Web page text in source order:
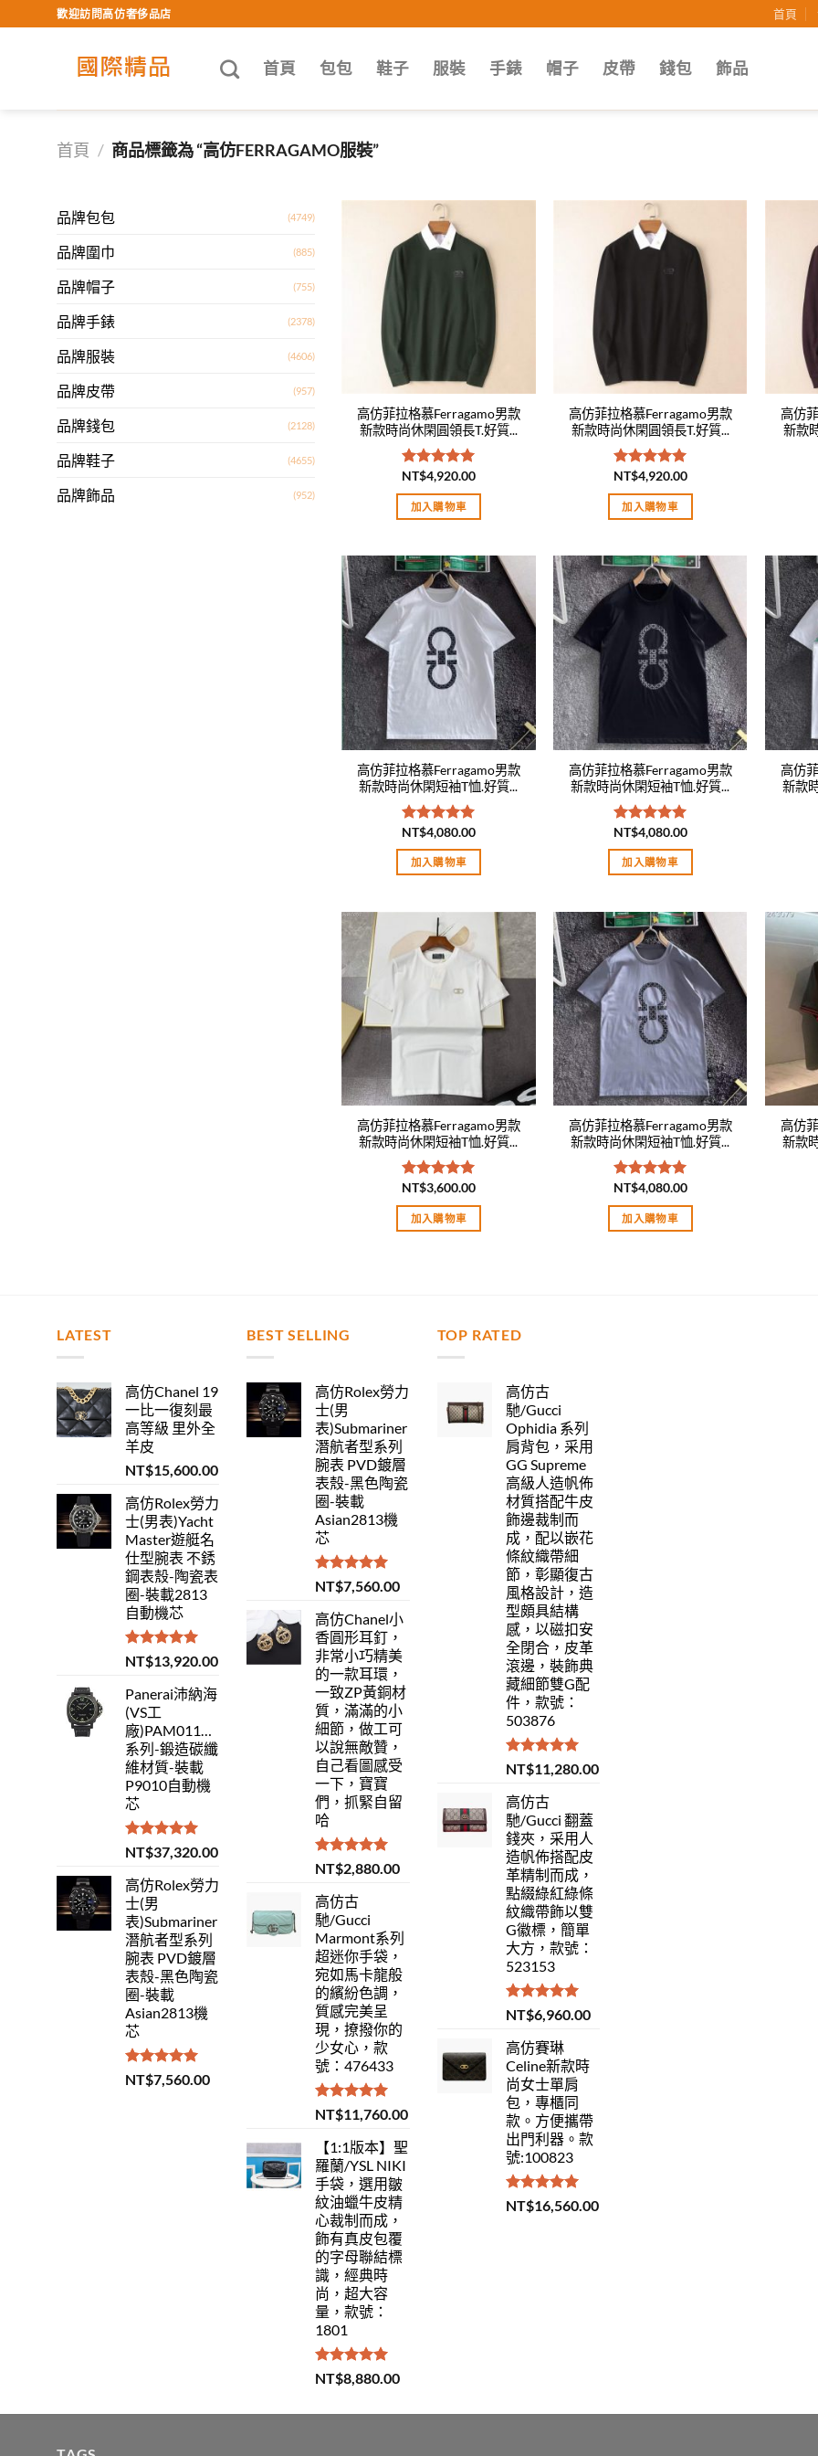
to
歡迎訪問高仿奢侈品店 首頁
首頁 包包 鞋子 服裝 手錶 帽子 皮帶 錢包 飾品
首頁 / 商品標籤為 “高仿FERRAGAMO服裝”
品牌包包 (4749)
品牌圍巾 (885)
品牌帽子 (755)
品牌手錶 (2378)
品牌服裝 (4606)
品牌皮帶 (957)
品牌錢包 (2128)
品牌鞋子 (4655)
品牌飾品 (952)
Add to
wishlist
高仿菲拉格慕Ferragamo男款
新款時尚休閑圓領長T.好質...
評分5.00
滿分 5
NT$4,920.00
加入購物車
Add to
wishlist
高仿菲拉格慕Ferragamo男款
新款時尚休閑圓領長T.好質...
評分5.00
滿分 5
NT$4,920.00
加入購物車
高仿
新款
Add to
wishlist
高仿菲拉格慕Ferragamo男款
新款時尚休閑短袖T恤.好質...
評分5.00
滿分 5
NT$4,080.00
加入購物車
Add to
wishlist
高仿菲拉格慕Ferragamo男款
新款時尚休閑短袖T恤.好質...
評分5.00
滿分 5
NT$4,080.00
加入購物車
高仿
新款
Add to
wishlist
高仿菲拉格慕Ferragamo男款
新款時尚休閑短袖T恤.好質...
評分5.00
滿分 5
NT$3,600.00
加入購物車
Add to
wishlist
高仿菲拉格慕Ferragamo男款
新款時尚休閑短袖T恤.好質...
評分5.00
滿分 5
NT$4,080.00
加入購物車
高仿
新款
LATEST
高仿Chanel 19
一比一復刻最
高等級 里外全
羊皮
NT$15,600.00
高仿Rolex勞力
士(男表)Yacht
Master遊艇名
仕型腕表 不銹
鋼表殼-陶瓷表
圈-裝載2813
自動機芯
評分5.00
滿分 5
NT$13,920.00
Panerai沛納海
(VS工
廠)PAM01118Luminor
系列-鍛造碳纖
維材質-裝載
P9010自動機
芯
評分5.00
滿分 5
NT$37,320.00
高仿Rolex勞力
士(男
表)Submariner
潛航者型系列
腕表 PVD鍍層
表殼-黑色陶瓷
圈-裝載
Asian2813機
芯
評分 5.00
滿分 5
NT$7,560.00
BEST SELLING
高仿Rolex勞力
士(男
表)Submariner
潛航者型系列
腕表 PVD鍍層
表殼-黑色陶瓷
圈-裝載
Asian2813機
芯
評分 5.00
滿分 5
NT$7,560.00
高仿Chanel小
香圓形耳釘，
非常小巧精美
的一款耳環，
一致ZP黃銅材
質，滿滿的小
細節，做工可
以說無敵贊，
自己看圖感受
一下，寶寶
們，抓緊自留
哈
評分 5.00
滿分 5
NT$2,880.00
高仿古
馳/Gucci
Marmont系列
超迷你手袋，
宛如馬卡龍般
的繽紛色調，
質感完美呈
現，撩撥你的
少女心，款
號：476433
評分5.00
滿分 5
NT$11,760.00
【1:1版本】聖
羅蘭/YSL NIKI
手袋，選用皺
紋油蠟牛皮精
心裁制而成，
飾有真皮包覆
的字母聯結標
識，經典時
尚，超大容
量，款號：
1801
評分 5.00
滿分 5
NT$8,880.00
TOP RATED
高仿古
馳/Gucci
Ophidia 系列
肩背包，采用
GG Supreme
高級人造帆佈
材質搭配牛皮
飾邊裁制而
成，配以嵌花
條紋織帶細
節，彰顯復古
風格設計，造
型頗具結構
感，以磁扣安
全閉合，皮革
滾邊，裝飾典
藏細節雙G配
件，款號：
503876
評分5.00
滿分 5
NT$11,280.00
高仿古
馳/Gucci 翻蓋
錢夾，采用人
造帆佈搭配皮
革精制而成，
點綴綠紅綠條
紋織帶飾以雙
G徽標，簡單
大方，款號：
523153
評分5.00
滿分 5
NT$6,960.00
高仿賽琳
Celine新款時
尚女士單肩
包，專櫃同
款。方便攜帶
出門利器。款
號:100823
評分5.00
滿分 5
NT$16,560.00